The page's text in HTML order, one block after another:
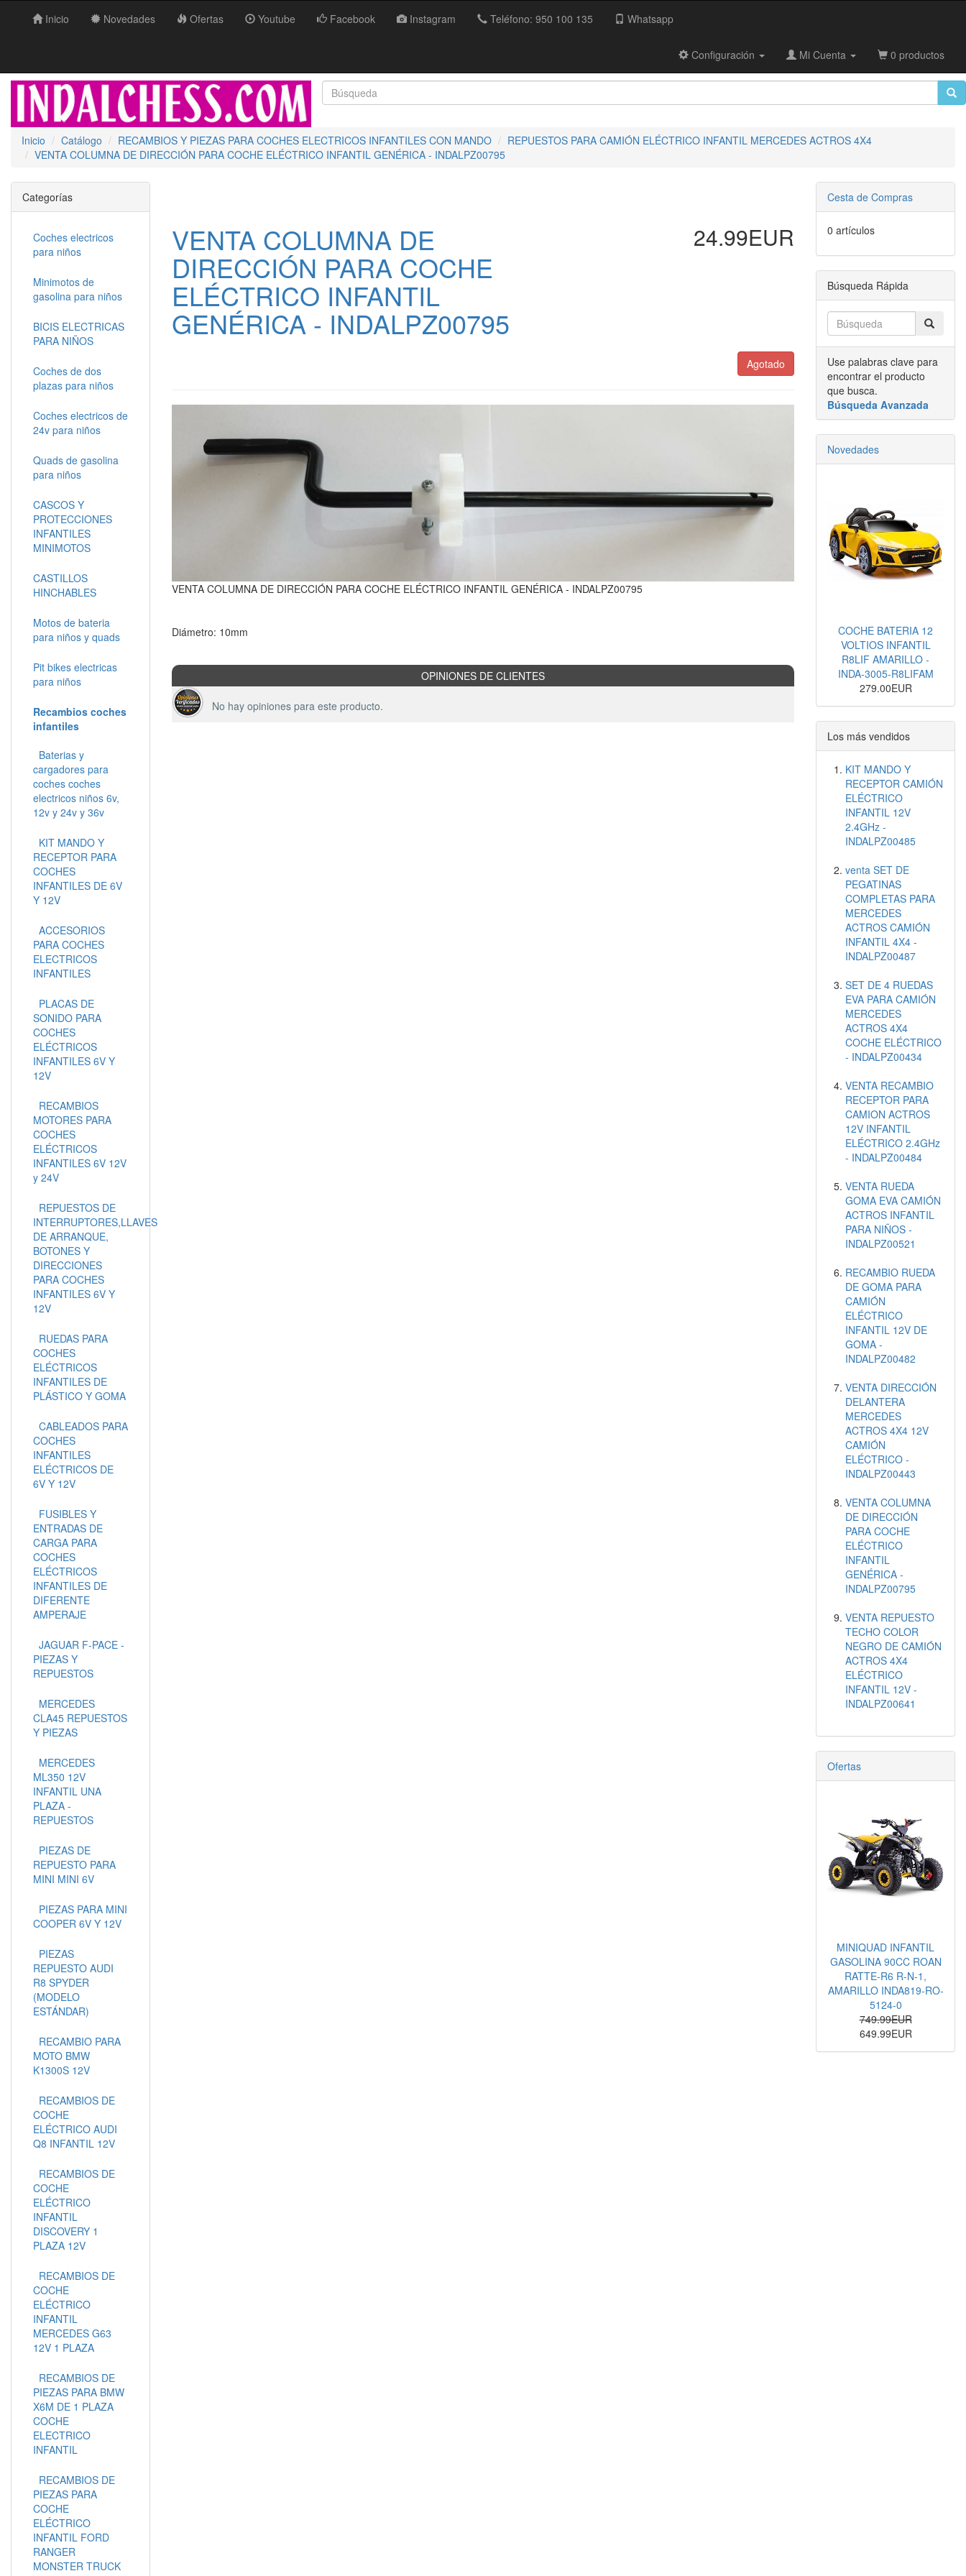
Inicio Novedades Ofertas Youtube Facebook Instagram Teléfono: 950 100 135 Whatsapp
Configuración Mi Cuenta 0 productos
Inicio Catálogo RECAMBIOS Y PIEZAS PARA COCHES ELECTRICOS INFANTILES CON MANDO
REPUESTOS PARA CAMIÓN ELÉCTRICO INFANTIL MERCEDES ACTROS 4X4
VENTA COLUMNA DE DIRECCIÓN PARA COCHE ELÉCTRICO INFANTIL GENÉRICA - INDALPZ00795
VENTA COLUMNA DE
DIRECCIÓN PARA COCHE
ELÉCTRICO INFANTIL
GENÉRICA - INDALPZ00795
24.99EUR
Agotado
VENTA COLUMNA DE DIRECCIÓN PARA COCHE ELÉCTRICO INFANTIL GENÉRICA - INDALPZ00795
Diámetro: 10mm
OPINIONES DE CLIENTES
No hay opiniones para este producto.
Categorías
Coches electricos
para niños
Minimotos de
gasolina para niños
BICIS ELECTRICAS
PARA NIÑOS
Coches de dos
plazas para niños
Coches electricos de
24v para niños
Quads de gasolina
para niños
CASCOS Y
PROTECCIONES
INFANTILES
MINIMOTOS
CASTILLOS
HINCHABLES
Motos de bateria
para niños y quads
Pit bikes electricas
para niños
Recambios coches
infantiles
Baterias y
cargadores para
coches coches
electricos niños 6v,
12v y 24v y 36v
KIT MANDO Y
RECEPTOR PARA
COCHES
INFANTILES DE 6V
Y 12V
ACCESORIOS
PARA COCHES
ELECTRICOS
INFANTILES
PLACAS DE
SONIDO PARA
COCHES
ELÉCTRICOS
INFANTILES 6V Y
12V
RECAMBIOS
MOTORES PARA
COCHES
ELÉCTRICOS
INFANTILES 6V 12V
y 24V
REPUESTOS DE
INTERRUPTORES,LLAVES
DE ARRANQUE,
BOTONES Y
DIRECCIONES
PARA COCHES
INFANTILES 6V Y
12V
RUEDAS PARA
COCHES
ELÉCTRICOS
INFANTILES DE
PLÁSTICO Y GOMA
CABLEADOS PARA
COCHES
INFANTILES
ELÉCTRICOS DE
6V Y 12V
FUSIBLES Y
ENTRADAS DE
CARGA PARA
COCHES
ELÉCTRICOS
INFANTILES DE
DIFERENTE
AMPERAJE
JAGUAR F-PACE -
PIEZAS Y
REPUESTOS
MERCEDES
CLA45 REPUESTOS
Y PIEZAS
MERCEDES
ML350 12V
INFANTIL UNA
PLAZA -
REPUESTOS
PIEZAS DE
REPUESTO PARA
MINI MINI 6V
PIEZAS PARA MINI
COOPER 6V Y 12V
PIEZAS
REPUESTO AUDI
R8 SPYDER
(MODELO
ESTÁNDAR)
RECAMBIO PARA
MOTO BMW
K1300S 12V
RECAMBIOS DE
COCHE
ELÉCTRICO AUDI
Q8 INFANTIL 12V
RECAMBIOS DE
COCHE
ELÉCTRICO
INFANTIL
DISCOVERY 1
PLAZA 12V
RECAMBIOS DE
COCHE
ELÉCTRICO
INFANTIL
MERCEDES G63
12V 1 PLAZA
RECAMBIOS DE
PIEZAS PARA BMW
X6M DE 1 PLAZA
COCHE
ELECTRICO
INFANTIL
RECAMBIOS DE
PIEZAS PARA
COCHE
ELÉCTRICO
INFANTIL FORD
RANGER
MONSTER TRUCK
Cesta de Compras
0 artículos
Búsqueda Rápida
Use palabras clave para
encontrar el producto
que busca.
Búsqueda Avanzada
Novedades
COCHE BATERIA 12
VOLTIOS INFANTIL
R8LIF AMARILLO -
INDA-3005-R8LIFAM
279.00EUR
Los más vendidos
KIT MANDO Y
RECEPTOR CAMIÓN
ELÉCTRICO
INFANTIL 12V
2.4GHz -
INDALPZ00485
venta SET DE
PEGATINAS
COMPLETAS PARA
MERCEDES
ACTROS CAMIÓN
INFANTIL 4X4 -
INDALPZ00487
SET DE 4 RUEDAS
EVA PARA CAMIÓN
MERCEDES
ACTROS 4X4
COCHE ELÉCTRICO
- INDALPZ00434
VENTA RECAMBIO
RECEPTOR PARA
CAMION ACTROS
12V INFANTIL
ELÉCTRICO 2.4GHz
- INDALPZ00484
VENTA RUEDA
GOMA EVA CAMIÓN
ACTROS INFANTIL
PARA NIÑOS -
INDALPZ00521
RECAMBIO RUEDA
DE GOMA PARA
CAMIÓN
ELÉCTRICO
INFANTIL 12V DE
GOMA -
INDALPZ00482
VENTA DIRECCIÓN
DELANTERA
MERCEDES
ACTROS 4X4 12V
CAMIÓN
ELÉCTRICO -
INDALPZ00443
VENTA COLUMNA
DE DIRECCIÓN
PARA COCHE
ELÉCTRICO
INFANTIL
GENÉRICA -
INDALPZ00795
VENTA REPUESTO
TECHO COLOR
NEGRO DE CAMIÓN
ACTROS 4X4
ELÉCTRICO
INFANTIL 12V -
INDALPZ00641
Ofertas
MINIQUAD INFANTIL
GASOLINA 90CC ROAN
RATTE-R6 R-N-1,
AMARILLO INDA819-RO-
5124-0
749.99EUR
649.99EUR